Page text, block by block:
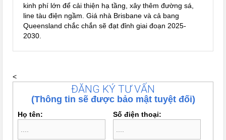
kinh phí lớn để cải thiện hạ tầng, xây thêm đường sá,
line tàu điện ngầm. Giá nhà Brisbane và cả bang
Queensland chắc chắn sẽ đạt đỉnh giai đoạn 2025-
2030.
<
ĐĂNG KÝ TƯ VẤN
(Thông tin sẽ được bảo mật tuyệt đối)
Họ tên: Số điện thoại: